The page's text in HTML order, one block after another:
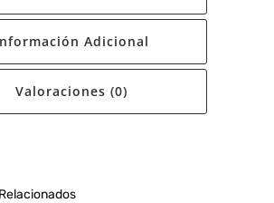
Adicional
Valoraciones (0)